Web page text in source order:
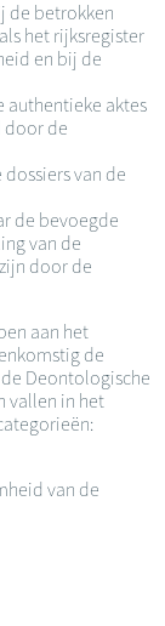
de betrokken
het rijksregister
en bij de
authentieke aktes
door de
van de
de bevoegde
van de
door de
aan het
de
Deontologische
vallen in het
van de